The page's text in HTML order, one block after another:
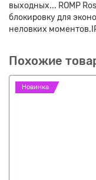
выходных... ROMP
блокировку для
неловких
Похожие
Новинка